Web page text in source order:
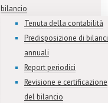
bilancio
Tenuta della contabilità
Predisposizione di bilanci
annuali
Report periodici
Revisione e certificazione
del bilancio